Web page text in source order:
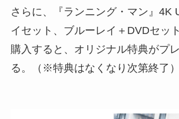
さらに、『ランニング・マン』4K
イセット、ブルーレイ＋DVDセッ
購入すると、オリジナル特典がプ
る。（※特典はなくなり次第終了）